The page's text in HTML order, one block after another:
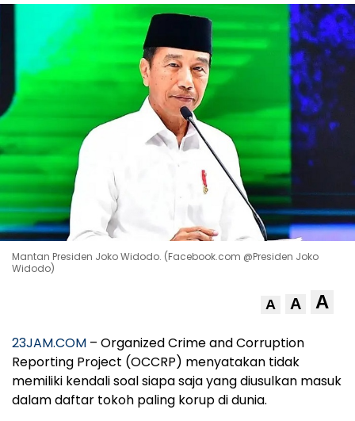
Mantan Presiden Joko Widodo. (Facebook.com @Presiden Joko
Widodo)
A A A
23JAM.COM – Organized Crime and Corruption
Reporting Project (OCCRP) menyatakan tidak
memiliki kendali soal siapa saja yang diusulkan masuk
dalam daftar tokoh paling korup di dunia.